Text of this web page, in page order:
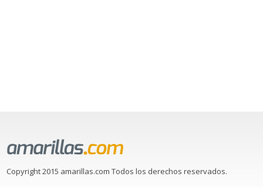
Copyright 2015 amarillas.com Todos los derechos reservados.